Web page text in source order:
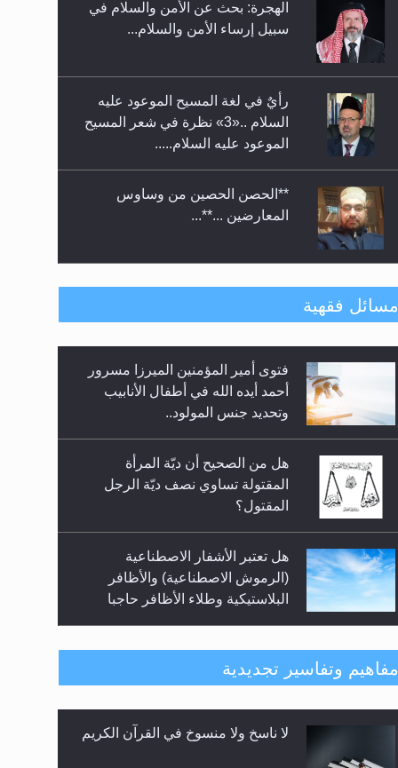
حفل توزيع الشهادات في الجامعة
الأحمدية بنيجيريا لعام 2025
الهجرة: بحث عن الأمن والسلام في
سبيل إرساء الأمن والسلام...
رأيٌ في لغة المسيح الموعود عليه
السلام ..«3» نظرة في شعر المسيح
الموعود عليه السلام.....
**الحصن الحصين من وساوس
المعارضين ...**...
متطلَّبات التّحريك الجديد...
رأيٌ في لغة المسيح الموعود عليه
السلام.. 4...
مسائل فقهية
فتوى أمير المؤمنين الميرزا مسرور
أحمد أيده الله في أطفال الأنابيب
وتحديد جنس المولود..
هل من الصحيح أن ديّة المرأة
المقتولة تساوي نصف ديّة الرجل
المقتول؟
هل تعتبر الأشفار الاصطناعية
(الرموش الاصطناعية) والأظافر
البلاستيكية وطلاء الأظافر حاجبا
هل يُحسب حول الزكاة وفق السنة
الميلادية أو الهجرية؟
هل يجوز فتح مشروع كوافير نسائي
مفاهيم وتفاسير تجديدية
لا ناسخ ولا منسوخ في القرآن الكريم